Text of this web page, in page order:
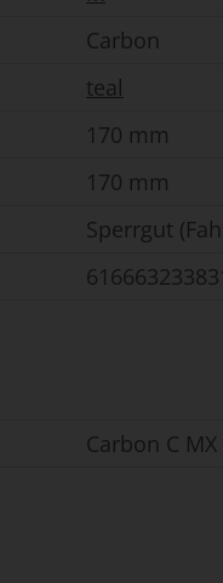
Carbon
teal
170 mm
170 mm
Sperrgut
Carbon C